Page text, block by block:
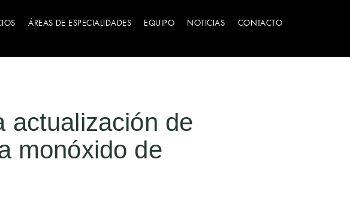
ÁREAS DE ESPECIALIDADES EQUIPO NOTICIAS CONTACTO
actualización de
monóxido de